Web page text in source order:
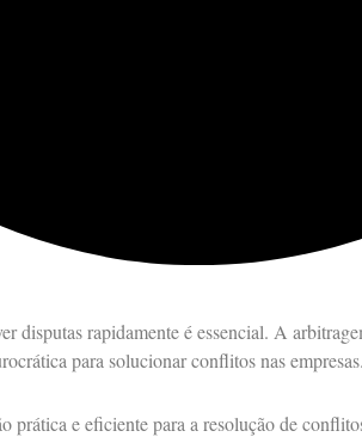
disputas rapidamente é essencial. A
para solucionar conflitos nas empresas.
prática e eficiente para a resolução de